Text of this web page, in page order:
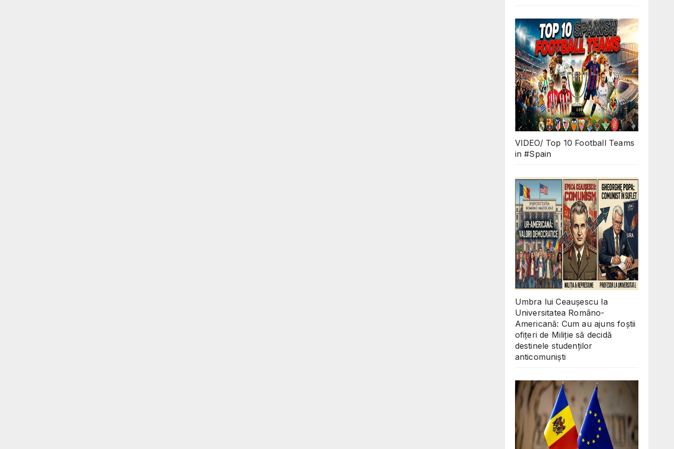
VIDEO/ Top 10 Football Teams
in #Spain
Umbra lui Ceaușescu la
Universitatea Româno-
Americană: Cum au ajuns foștii
ofițeri de Miliție să decidă
destinele studenților
anticomuniști